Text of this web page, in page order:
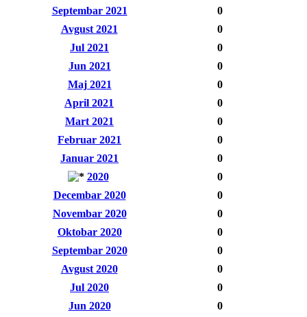
Septembar 2021
0
Avgust 2021
0
Jul 2021
0
Jun 2021
0
Maj 2021
0
April 2021
0
Mart 2021
0
Februar 2021
0
Januar 2021
0
2020
0
Decembar 2020
0
Novembar 2020
0
Oktobar 2020
0
Septembar 2020
0
Avgust 2020
0
Jul 2020
0
Jun 2020
0